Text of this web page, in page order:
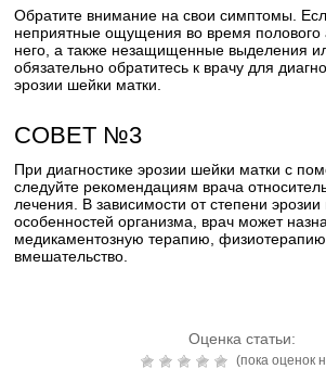
Обратите внимание на свои симптомы.
неприятные ощущения во время полового
него, а также незащищенные выделения
обязательно обратитесь к врачу для
эрозии шейки матки.
СОВЕТ №3
При диагностике эрозии шейки матки с
следуйте рекомендациям врача
лечения. В зависимости от степени
особенностей организма, врач может
медикаментозную терапию, физиотерапию
вмешательство.
Оценка статьи:
(пока оценок